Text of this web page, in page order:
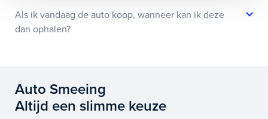
Als ik vandaag de auto koop, wanneer kan ik deze
dan ophalen?
Auto Smeeing
Altijd een slimme keuze